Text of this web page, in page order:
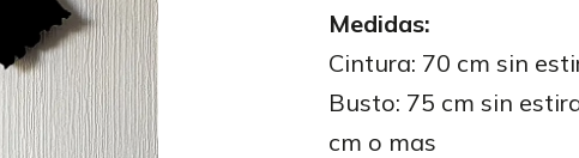
Medidas:
Cintura: 70 cm sin
Busto: 75 cm sin
cm o mas